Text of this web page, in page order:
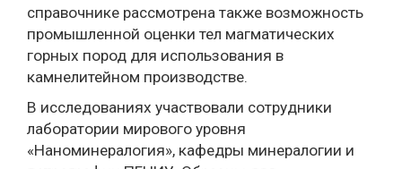
справочнике рассмотрена также возможность
промышленной оценки тел магматических
горных пород для использования в
камнелитейном производстве.
В исследованиях участвовали сотрудники
лаборатории мирового уровня
«Наноминералогия», кафедры минералогии и